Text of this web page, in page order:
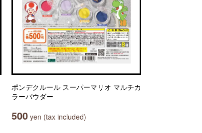
ポンデクルール スーパーマリオ マルチカ
ラーパウダー
500 yen (tax included)